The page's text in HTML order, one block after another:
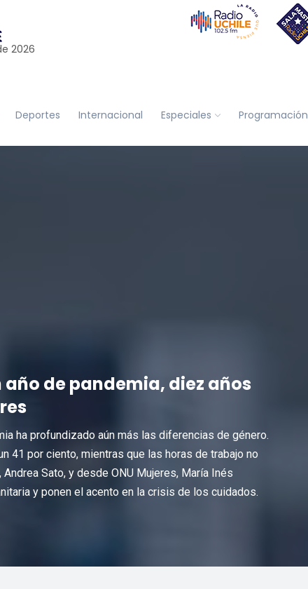
2026
Deportes Internacional Especiales Programación
de pandemia, diez años
ha profundizado aún más las diferencias de género.
41 por ciento, mientras que las horas de trabajo no
Sato, y desde ONU Mujeres, María Inés
y ponen el acento en la crisis de los cuidados.